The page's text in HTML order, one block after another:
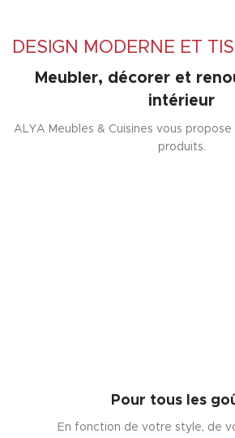
DESIGN MODERNE ET
Meubler, décorer et
intérieur
ALYA Meubles & Cuisines vous
produits.
Pour tous les
En fonction de votre style, de